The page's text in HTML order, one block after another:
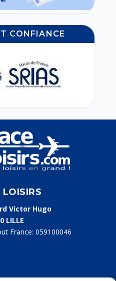
CONFIANCE
Victor Hugo
LILLE
France: 059100046